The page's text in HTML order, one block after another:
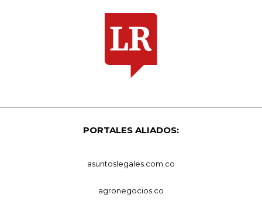
PORTALES ALIADOS:
asuntoslegales.com.co
agronegocios.co